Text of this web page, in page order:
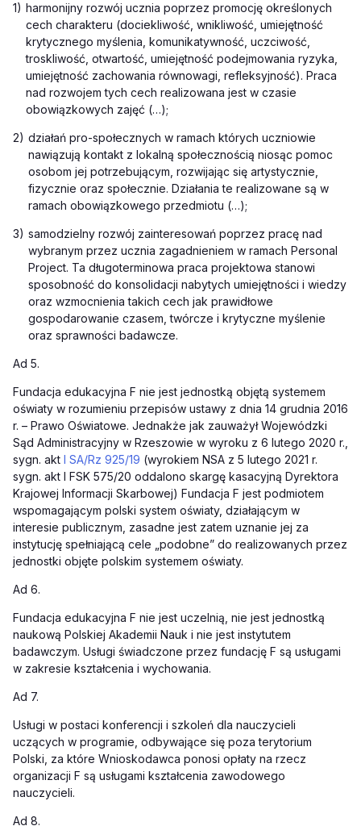
1) harmonijny rozwój ucznia poprzez promocję określonych
cech charakteru (dociekliwość, wnikliwość, umiejętność
krytycznego myślenia, komunikatywność, uczciwość,
troskliwość, otwartość, umiejętność podejmowania ryzyka,
umiejętność zachowania równowagi, refleksyjność). Praca
nad rozwojem tych cech realizowana jest w czasie
obowiązkowych zajęć (…);
2) działań pro-społecznych w ramach których uczniowie
nawiązują kontakt z lokalną społecznością niosąc pomoc
osobom jej potrzebującym, rozwijając się artystycznie,
fizycznie oraz społecznie. Działania te realizowane są w
ramach obowiązkowego przedmiotu (…);
3) samodzielny rozwój zainteresowań poprzez pracę nad
wybranym przez ucznia zagadnieniem w ramach Personal
Project. Ta długoterminowa praca projektowa stanowi
sposobność do konsolidacji nabytych umiejętności i wiedzy
oraz wzmocnienia takich cech jak prawidłowe
gospodarowanie czasem, twórcze i krytyczne myślenie
oraz sprawności badawcze.
Ad 5.
Fundacja edukacyjna F nie jest jednostką objętą systemem
oświaty w rozumieniu przepisów ustawy z dnia 14 grudnia 2016
r. – Prawo Oświatowe. Jednakże jak zauważył Wojewódzki
Sąd Administracyjny w Rzeszowie w wyroku z 6 lutego 2020 r.,
sygn. akt I SA/Rz 925/19 (wyrokiem NSA z 5 lutego 2021 r.
sygn. akt I FSK 575/20 oddalono skargę kasacyjną Dyrektora
Krajowej Informacji Skarbowej) Fundacja F jest podmiotem
wspomagającym polski system oświaty, działającym w
interesie publicznym, zasadne jest zatem uznanie jej za
instytucję spełniającą cele „podobne” do realizowanych przez
jednostki objęte polskim systemem oświaty.
Ad 6.
Fundacja edukacyjna F nie jest uczelnią, nie jest jednostką
naukową Polskiej Akademii Nauk i nie jest instytutem
badawczym. Usługi świadczone przez fundację F są usługami
w zakresie kształcenia i wychowania.
Ad 7.
Usługi w postaci konferencji i szkoleń dla nauczycieli
uczących w programie, odbywające się poza terytorium
Polski, za które Wnioskodawca ponosi opłaty na rzecz
organizacji F są usługami kształcenia zawodowego
nauczycieli.
Ad 8.